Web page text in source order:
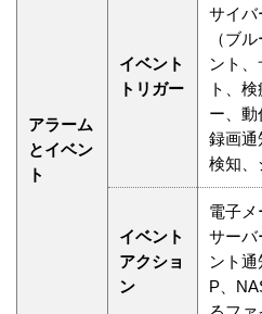
アラーム
とイベン
ト
イベント
トリガー
サイバ
（ブ
ント
ト、
ー、動
録画通
検知、
イベント
アクショ
ン
電子
サーバ
ント
P、